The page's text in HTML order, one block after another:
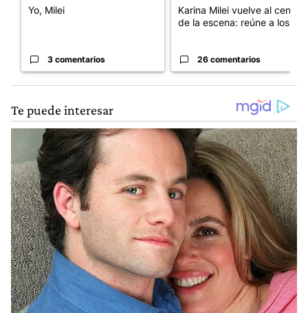
Yo, Milei
3 comentarios
Karina Milei vuelve al centro
de la escena: reúne a los...
26 comentarios